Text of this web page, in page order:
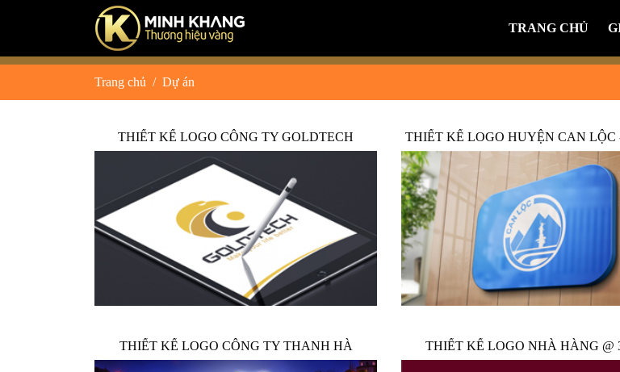
TRANG CHỦ
Trang chủ Dự án
THIẾT KẾ LOGO CÔNG TY GOLDTECH THIẾT KẾ LOGO HUYỆN CAN LỘC
THIẾT KẾ LOGO CÔNG TY THANH HÀ THIẾT KẾ LOGO NHÀ HÀNG @